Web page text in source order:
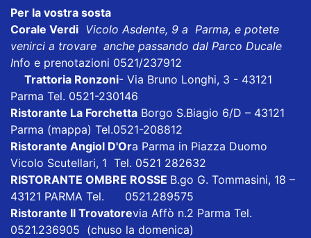
Per la vostra sosta
Corale Verdi Vicolo Asdente, 9 a Parma, e potete
venirci a trovare anche passando dal Parco Ducale
Info e prenotazioni 0521/237912
Trattoria Ronzoni- Via Bruno Longhi, 3 - 43121
Parma Tel. 0521-230146
Ristorante La Forchetta Borgo S.Biagio 6/D – 43121
Parma (mappa) Tel.0521-208812
Ristorante Angiol D'Ora Parma in Piazza Duomo
Vicolo Scutellari, 1 Tel. 0521 282632
RISTORANTE OMBRE ROSSE B.go G. Tommasini, 18 –
43121 PARMA Tel. 0521.289575
Ristorante Il Trovatorevia Affò n.2 Parma Tel.
0521.236905 (chuso la domenica)